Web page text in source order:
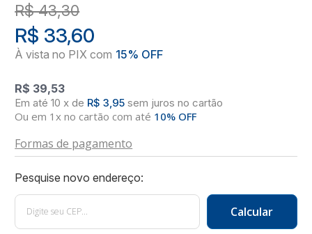
R$ 43,30
R$ 39,53
R$ 33,60
10 x de R$ 3,95 sem juros no cartão
Ou em 1x no cartão com até 10% OFF
Formas de pagamento